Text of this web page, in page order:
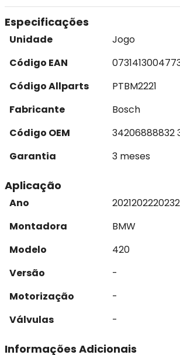
Especificações
Unidade
Jogo
Código EAN
Código Allparts
PTBM2221
Fabricante
Bosch
Código OEM
34206888832
Garantia
3 meses
Aplicação
Ano 202120222023
Montadora
BMW
Modelo
420
Versão
-
Motorização
-
Válvulas
-
Informações Adicionais